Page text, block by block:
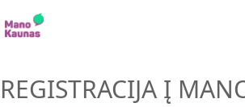
REGISTRACIJA Į